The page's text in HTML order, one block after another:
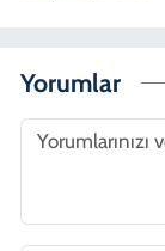
Yorumlar